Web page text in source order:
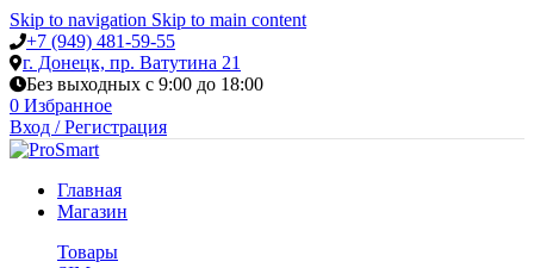
Skip to navigation Skip to main content
+7 (949) 481-59-55
г. Донецк, пр. Ватутина 21
Без выходных с 9:00 до 18:00
0 Избранное
Вход / Регистрация
Главная
Магазин
Товары